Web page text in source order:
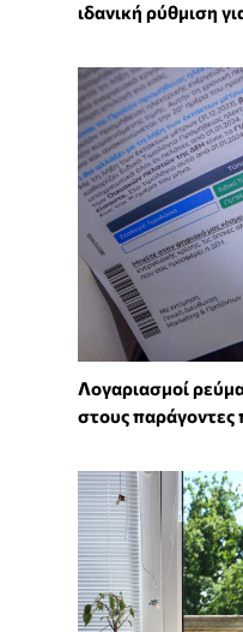
ιδανική ρύθμιση
Λογαριασμοί
στους παράγοντες